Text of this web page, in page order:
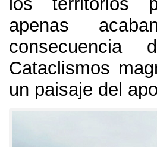
apenas
consecuencia
Cataclismos
un paisaje del